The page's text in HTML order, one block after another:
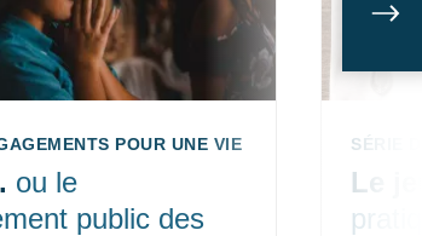
POUR UNE VIE DE DISCIPLES ÉP.
ou le
public des
SÉRIE
Le